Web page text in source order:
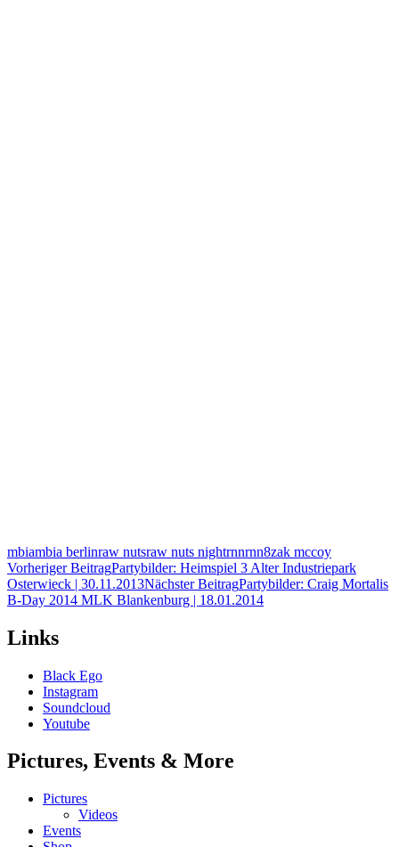
mbiambia berlinraw nutsraw nuts nightrnnrnn8zak mccoy
Beitragsnavigation
Vorheriger BeitragPartybilder: Heimspiel 3 Alter Industriepark
Osterwieck | 30.11.2013Nächster BeitragPartybilder: Craig Mortalis
B-Day 2014 MLK Blankenburg | 18.01.2014
Links
Black Ego
Instagram
Soundcloud
Youtube
Pictures, Events & More
Pictures
Videos
Events